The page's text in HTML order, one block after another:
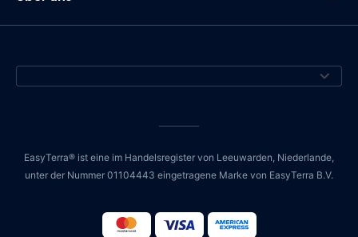
EasyTerra® ist eine im Handelsregister von Leeuwarden, Niederlande,
unter der Nummer 01104443 eingetragene Marke von EasyTerra B.V.